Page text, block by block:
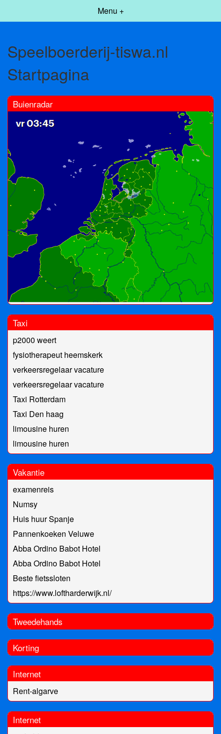
Menu +
Speelboerderij-tiswa.nl
Startpagina
Buienradar
Taxi
p2000 weert
fysiotherapeut heemskerk
verkeersregelaar vacature
verkeersregelaar vacature
Taxi Rotterdam
Taxi Den haag
limousine huren
limousine huren
Vakantie
examenreis
Numsy
Huis huur Spanje
Pannenkoeken Veluwe
Abba Ordino Babot Hotel
Abba Ordino Babot Hotel
Beste fietssloten
https://www.loftharderwijk.nl/
Tweedehands
Korting
Internet
Rent-algarve
Internet